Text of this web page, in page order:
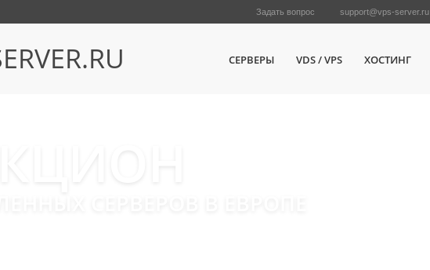
Задать вопрос support@vps-server.ru
СЕРВЕРЫ VDS / VPS ХОСТИНГ